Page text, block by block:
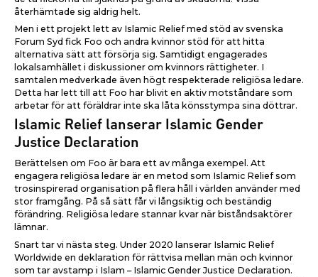
återhämtade sig aldrig helt.
Men i ett projekt lett av Islamic Relief med stöd av svenska
Forum Syd fick Foo och andra kvinnor stöd för att hitta
alternativa sätt att försörja sig. Samtidigt engagerades
lokalsamhället i diskussioner om kvinnors rättigheter. I
samtalen medverkade även högt respekterade religiösa ledare.
Detta har lett till att Foo har blivit en aktiv motståndare som
arbetar för att föräldrar inte ska låta könsstympa sina döttrar.
Islamic Relief lanserar Islamic Gender
Justice Declaration
Berättelsen om Foo är bara ett av många exempel. Att
engagera religiösa ledare är en metod som Islamic Relief som
trosinspirerad organisation på flera håll i världen använder med
stor framgång. På så sätt får vi långsiktig och beständig
förändring. Religiösa ledare stannar kvar när biståndsaktörer
lämnar.
Snart tar vi nästa steg. Under 2020 lanserar Islamic Relief
Worldwide en deklaration för rättvisa mellan män och kvinnor
som tar avstamp i Islam – Islamic Gender Justice Declaration.